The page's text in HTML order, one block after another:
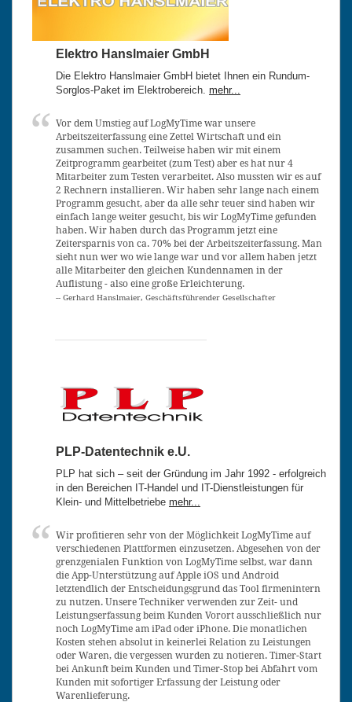
Elektro Hanslmaier GmbH
Die Elektro Hanslmaier GmbH bietet Ihnen ein Rundum-
Sorglos-Paket im Elektrobereich. mehr...
Vor dem Umstieg auf LogMyTime war unsere
Arbeitszeiterfassung eine Zettel Wirtschaft und ein
zusammen suchen. Teilweise haben wir mit einem
Zeitprogramm gearbeitet (zum Test) aber es hat nur 4
Mitarbeiter zum Testen verarbeitet. Also mussten wir es auf
2 Rechnern installieren. Wir haben sehr lange nach einem
Programm gesucht, aber da alle sehr teuer sind haben wir
einfach lange weiter gesucht, bis wir LogMyTime gefunden
haben. Wir haben durch das Programm jetzt eine
Zeitersparnis von ca. 70% bei der Arbeitszeiterfassung. Man
sieht nun wer wo wie lange war und vor allem haben jetzt
alle Mitarbeiter den gleichen Kundennamen in der
Auflistung - also eine große Erleichterung.
-- Gerhard Hanslmaier, Geschäftsführender Gesellschafter
PLP-Datentechnik e.U.
PLP hat sich – seit der Gründung im Jahr 1992 - erfolgreich
in den Bereichen IT-Handel und IT-Dienstleistungen für
Klein- und Mittelbetriebe mehr...
Wir profitieren sehr von der Möglichkeit LogMyTime auf
verschiedenen Plattformen einzusetzen. Abgesehen von der
grenzgenialen Funktion von LogMyTime selbst, war dann
die App-Unterstützung auf Apple iOS und Android
letztendlich der Entscheidungsgrund das Tool firmenintern
zu nutzen. Unsere Techniker verwenden zur Zeit- und
Leistungserfassung beim Kunden Vorort ausschließlich nur
noch LogMyTime am iPad oder iPhone. Die monatlichen
Kosten stehen absolut in keinerlei Relation zu Leistungen
oder Waren, die vergessen wurden zu notieren. Timer-Start
bei Ankunft beim Kunden und Timer-Stop bei Abfahrt vom
Kunden mit sofortiger Erfassung der Leistung oder
Warenlieferung.